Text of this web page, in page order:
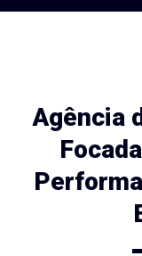
Agência